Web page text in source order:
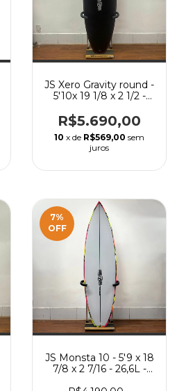
JS Xero Gravity round -
5'10x 19 1/8 x 2 1/2 -
Carbontune
R$5.690,00
10 x de R$569,00 sem
juros
7%
OFF
JS Monsta 10 - 5'9 x 18
7/8 x 2 7/16 - 26,6L -